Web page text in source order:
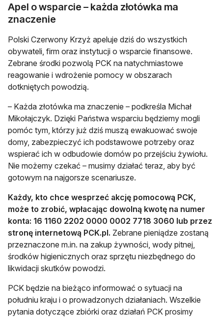
Apel o wsparcie – każda złotówka ma
znaczenie
Polski Czerwony Krzyż apeluje dziś do wszystkich
obywateli, firm oraz instytucji o wsparcie finansowe.
Zebrane środki pozwolą PCK na natychmiastowe
reagowanie i wdrożenie pomocy w obszarach
dotkniętych powodzią.
– Każda złotówka ma znaczenie – podkreśla Michał
Mikołajczyk. Dzięki Państwa wsparciu będziemy mogli
pomóc tym, którzy już dziś muszą ewakuować swoje
domy, zabezpieczyć ich podstawowe potrzeby oraz
wspierać ich w odbudowie domów po przejściu żywiołu.
Nie możemy czekać – musimy działać teraz, aby być
gotowym na najgorsze scenariusze.
Każdy, kto chce wesprzeć akcję pomocową PCK,
może to zrobić, wpłacając dowolną kwotę na numer
konta: 16 1160 2202 0000 0002 7718 3060 lub przez
stronę internetową PCK.pl. Zebrane pieniądze zostaną
przeznaczone m.in. na zakup żywności, wody pitnej,
środków higienicznych oraz sprzętu niezbędnego do
likwidacji skutków powodzi.
PCK będzie na bieżąco informować o sytuacji na
południu kraju i o prowadzonych działaniach. Wszelkie
pytania dotyczące zbiórki oraz działań PCK prosimy